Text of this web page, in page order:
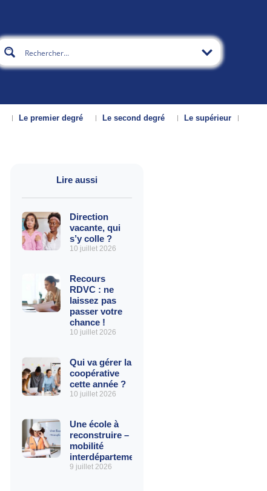
Le premier degré Le second degré
Le supérieur
Lire aussi
Direction
vacante, qui
s’y colle ?
10 juillet 2026
Recours
RDVC : ne
laissez pas
passer votre
chance !
10 juillet 2026
Qui va gérer la
coopérative
cette année ?
10 juillet 2026
Une école à
reconstruire – La
mobilité
interdépartementale
9 juillet 2026